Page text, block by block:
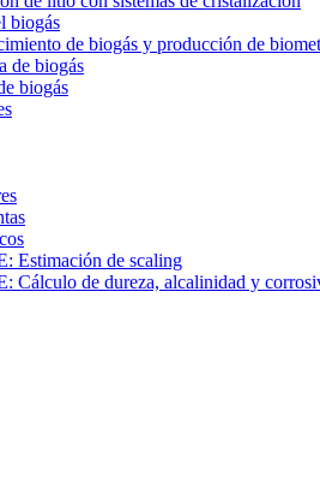
biogás
de biogás y producción de
de biogás
biogás
Estimación de scaling
Cálculo de dureza, alcalinidad y